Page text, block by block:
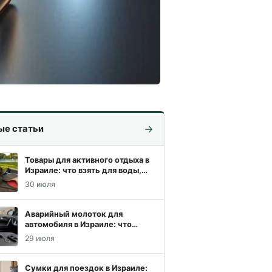
статьи
Товары для активного отдыха в
Израиле: что взять для воды,
похода и игр
30 июля
Аварийный молоток для
автомобиля в Израиле: что
выбрать для спокойной поездки
29 июля
Сумки для поездок в Израиле: